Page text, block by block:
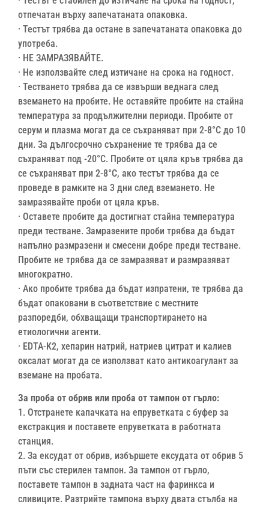
отпечатан върху запечатаната опаковка.
· Тестът трябва да остане в запечатаната опаковка до
употреба.
· НЕ ЗАМРАЗЯВАЙТЕ.
· Не използвайте след изтичане на срока на годност.
· Тестването трябва да се извърши веднага след
вземането на пробите. Не оставяйте пробите на стайна
температура за продължителни периоди. Пробите от
серум и плазма могат да се съхраняват при 2-8°C до 10
дни. За дългосрочно съхранение те трябва да се
съхраняват под -20°C. Пробите от цяла кръв трябва да
се съхраняват при 2-8°C, ако тестът трябва да се
проведе в рамките на 3 дни след вземането. Не
замразявайте проби от цяла кръв.
· Оставете пробите да достигнат стайна температура
преди тестване. Замразените проби трябва да бъдат
напълно размразени и смесени добре преди тестване.
Пробите не трябва да се замразяват и размразяват
многократно.
· Ако пробите трябва да бъдат изпратени, те трябва да
бъдат опаковани в съответствие с местните
разпоредби, обхващащи транспортирането на
етиологични агенти.
· EDTA-K2, хепарин натрий, натриев цитрат и калиев
оксалат могат да се използват като антикоагулант за
вземане на пробата.
За проба от обрив или проба от тампон от гърло:
1. Отстранете капачката на епруветката с буфер за
екстракция и поставете епруветката в работната
станция.
2. За ексудат от обрив, избършете ексудата от обрив 5
пъти със стерилен тампон. За тампон от гърло,
поставете тампон в задната част на фаринкса и
сливиците. Разтрийте тампона върху двата стълба на